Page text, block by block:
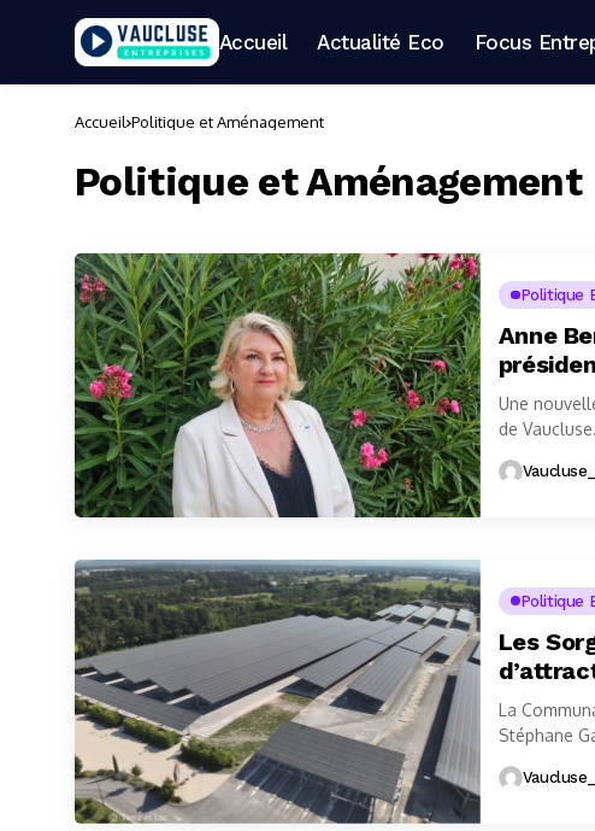
Accueil Actualité Eco Focus
Accueil Politique et Aménagement
Politique et Aménagement
Politique
Anne
Une
de
Politique
Les
La
Stéphane